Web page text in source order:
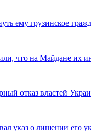
ему грузинское
что на Майдане их
отказ властей
указ о лишении его